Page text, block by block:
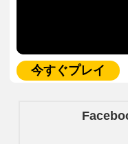
今すぐプレイ